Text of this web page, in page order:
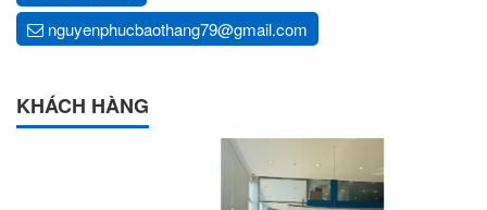
nguyenphucbaothang79@gmail.com
KHÁCH HÀNG